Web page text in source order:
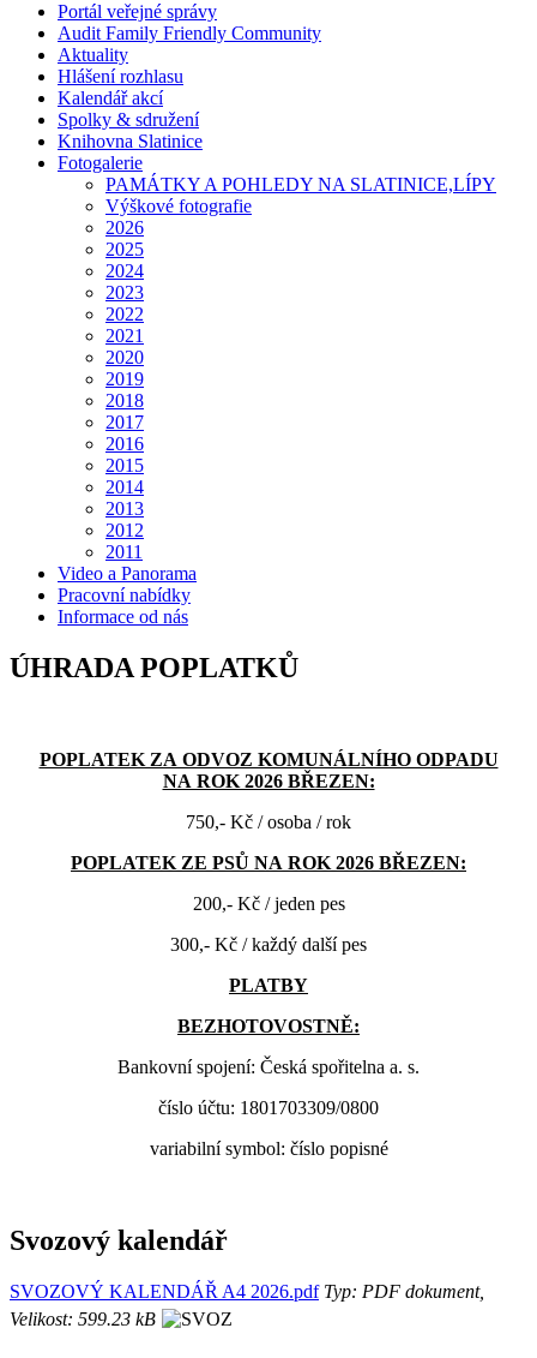
Portál veřejné správy
Audit Family Friendly Community
Aktuality
Hlášení rozhlasu
Kalendář akcí
Spolky & sdružení
Knihovna Slatinice
Fotogalerie
PAMÁTKY A POHLEDY NA SLATINICE,LÍPY
Výškové fotografie
2026
2025
2024
2023
2022
2021
2020
2019
2018
2017
2016
2015
2014
2013
2012
2011
Video a Panorama
Pracovní nabídky
Informace od nás
ÚHRADA POPLATKŮ
POPLATEK ZA ODVOZ KOMUNÁLNÍHO ODPADU
NA ROK 2026 BŘEZEN:
750,- Kč / osoba / rok
POPLATEK ZE PSŮ NA ROK 2026 BŘEZEN:
200,- Kč / jeden pes
300,- Kč / každý další pes
PLATBY
BEZHOTOVOSTNĚ:
Bankovní spojení: Česká spořitelna a. s.
číslo účtu: 1801703309/0800
variabilní symbol: číslo popisné
Svozový kalendář
SVOZOVÝ KALENDÁŘ A4 2026.pdfTyp: PDF dokument,
Velikost: 599.23 kB